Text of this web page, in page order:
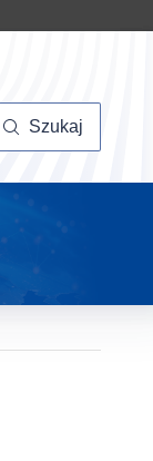
Szukaj